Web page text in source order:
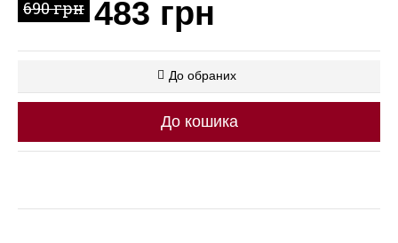
690 грн 483 грн
До обраних
До кошика